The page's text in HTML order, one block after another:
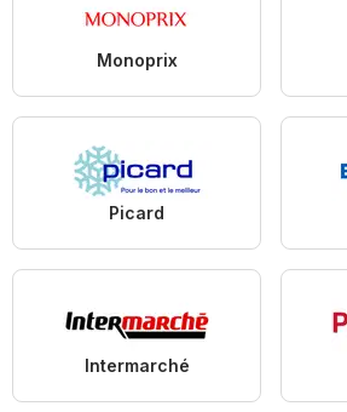
Monoprix
Picard
Intermarché